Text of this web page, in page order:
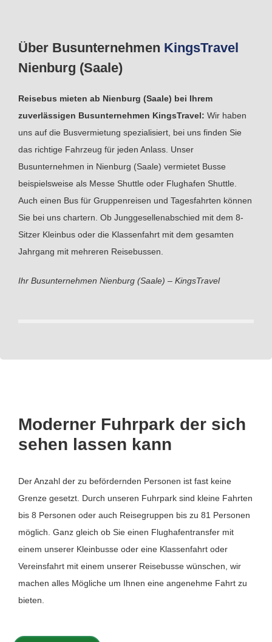
Über Busunternehmen KingsTravel
Nienburg (Saale)
Reisebus mieten ab Nienburg (Saale) bei Ihrem
zuverlässigen Busunternehmen KingsTravel: Wir haben
uns auf die Busvermietung spezialisiert, bei uns finden Sie
das richtige Fahrzeug für jeden Anlass. Unser
Busunternehmen in Nienburg (Saale) vermietet Busse
beispielsweise als Messe Shuttle oder Flughafen Shuttle.
Auch einen Bus für Gruppenreisen und Tagesfahrten können
Sie bei uns chartern. Ob Junggesellenabschied mit dem 8-
Sitzer Kleinbus oder die Klassenfahrt mit dem gesamten
Jahrgang mit mehreren Reisebussen.
Ihr Busunternehmen Nienburg (Saale) – KingsTravel
Moderner Fuhrpark der sich
sehen lassen kann
Der Anzahl der zu befördernden Personen ist fast keine
Grenze gesetzt. Durch unseren Fuhrpark sind kleine Fahrten
bis 8 Personen oder auch Reisegruppen bis zu 81 Personen
möglich. Ganz gleich ob Sie einen Flughafentransfer mit
einem unserer Kleinbusse oder eine Klassenfahrt oder
Vereinsfahrt mit einem unserer Reisebusse wünschen, wir
machen alles Mögliche um Ihnen eine angenehme Fahrt zu
bieten.